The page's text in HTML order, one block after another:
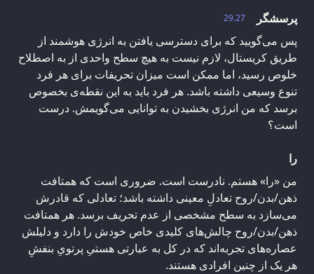
29.27
پرسشگر
پس می‌گویید که برای دسترسی یافتن به انرژی هوشمند از
طریق کریستال، لازم نیست به هیچ سطح واحدی از به اصطلاح
خلوص رسید، اما ممکن است میزان تحریفات برای هر فرد
تنوع وسیعی داشته باشد. هر فرد باید به این نقطه‌ی بخصوص
برسد که من انرژی بخشیدن به توانایی می‌گویمش. درست
است؟
را
من «را» هستم. نادرست است. ضروری است که همتافت
ذهن/بدن/روح تعادلِ معینی داشته باشد؛ تعادلی که قادرش
می‌سازد به سطح مشخصی از عدم تحریف برسد. هر همتافت
ذهن/بدن/روح چالش‌های کلیدی خاص خودش را دارد و دلیلش
عصاره‌های تجربه‌اند که در کل به عبارتی هستیِ پرتویِ بنفشِ
هر یک از چنین افرادی هستند.